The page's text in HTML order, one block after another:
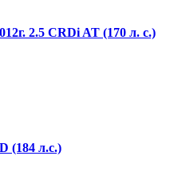
2.5 CRDi AT (170 л. с.)
(184 л.с.)